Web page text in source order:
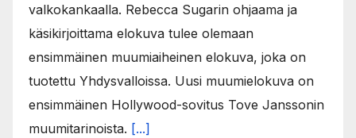
valkokankaalla. Rebecca Sugarin ohjaama ja
käsikirjoittama elokuva tulee olemaan
ensimmäinen muumiaiheinen elokuva, joka on
tuotettu Yhdysvalloissa. Uusi muumielokuva on
ensimmäinen Hollywood-sovitus Tove Janssonin
muumitarinoista. [...]